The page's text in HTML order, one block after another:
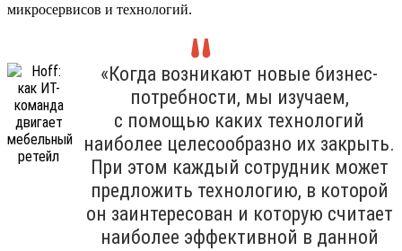
микросервисов и технологий.
«Когда возникают новые бизнес-
потребности, мы изучаем,
с помощью каких технологий
наиболее целесообразно их закрыть.
При этом каждый сотрудник может
предложить технологию, в которой
он заинтересован и которую считает
наиболее эффективной в данной